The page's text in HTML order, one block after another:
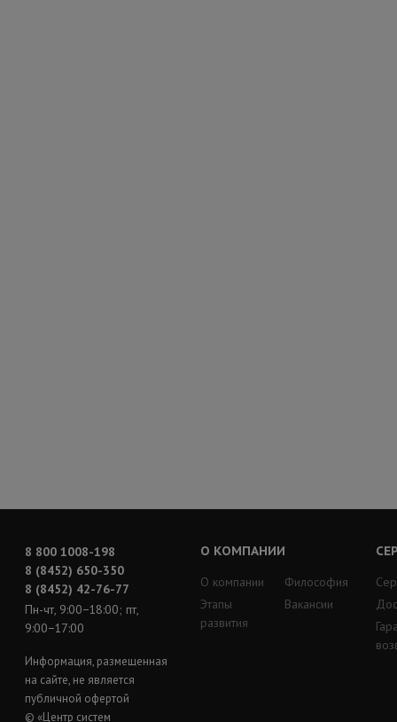
8 800 1008-198
8 (8452) 650-350
8 (8452) 42-76-77
Пн-чт, 9:00−18:00; пт,
9:00−17:00
Информация, размещенная
на сайте, не является
публичной офертой
© «Центр систем
О КОМПАНИИ
О компании
Этапы
развития
Философия
Вакансии